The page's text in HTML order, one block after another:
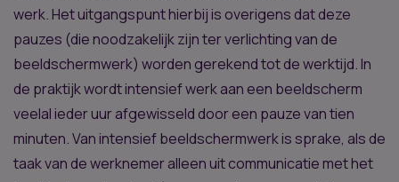
werk. Het uitgangspunt hierbij is overigens dat deze
pauzes (die noodzakelijk zijn ter verlichting van de
beeldschermwerk) worden gerekend tot de werktijd. In
de praktijk wordt intensief werk aan een beeldscherm
veelal ieder uur afgewisseld door een pauze van tien
minuten. Van intensief beeldschermwerk is sprake, als de
taak van de werknemer alleen uit communicatie met het